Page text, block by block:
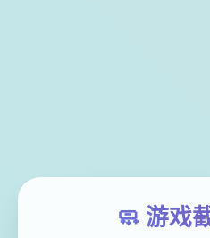
🧼 游戏